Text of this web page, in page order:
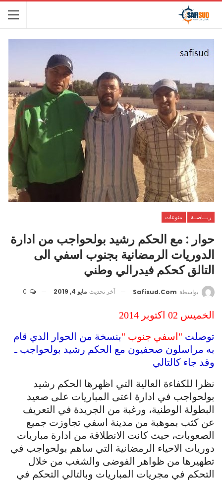
ريـــاضــة منوعات
حوار : مع الحكم رشيد بولحواجب من ادارة
الدوريات الرمضانية بجنوب اسفي الى
التالق كحكم فيدرالي وطني
بواسطة Safisud.com آخر تحديث مايو 4, 2019
الخميس 02 اكتوبر 2014
توصلت "اسفي جنوب "بنسخة من الحوار الدي قام
به مراسلون صحفيون مع الحكم رشيد بولحواجب ـ
وقد جاء كالتالي
نظرا للكفاءة العالية التي اظهرها الحكم رشيد
بولحواجب في ادارة اعتى المباريات على صعيد
البطولة الوطنية، ورغبة من الجريدة في التعريف
عن كثب بموهبة من مدينة اسفي تجاوزت جميع
الصعوبات، حيث كانت الانطلاقة من ادارة مباريات
دوريات الاحياء الرمضانية التي ساهم بولحواجب في
تطهيرها من ظواهر الفوضى والشغب من خلال
التحكم في مجريات المباريات وبالتالي التحكم في